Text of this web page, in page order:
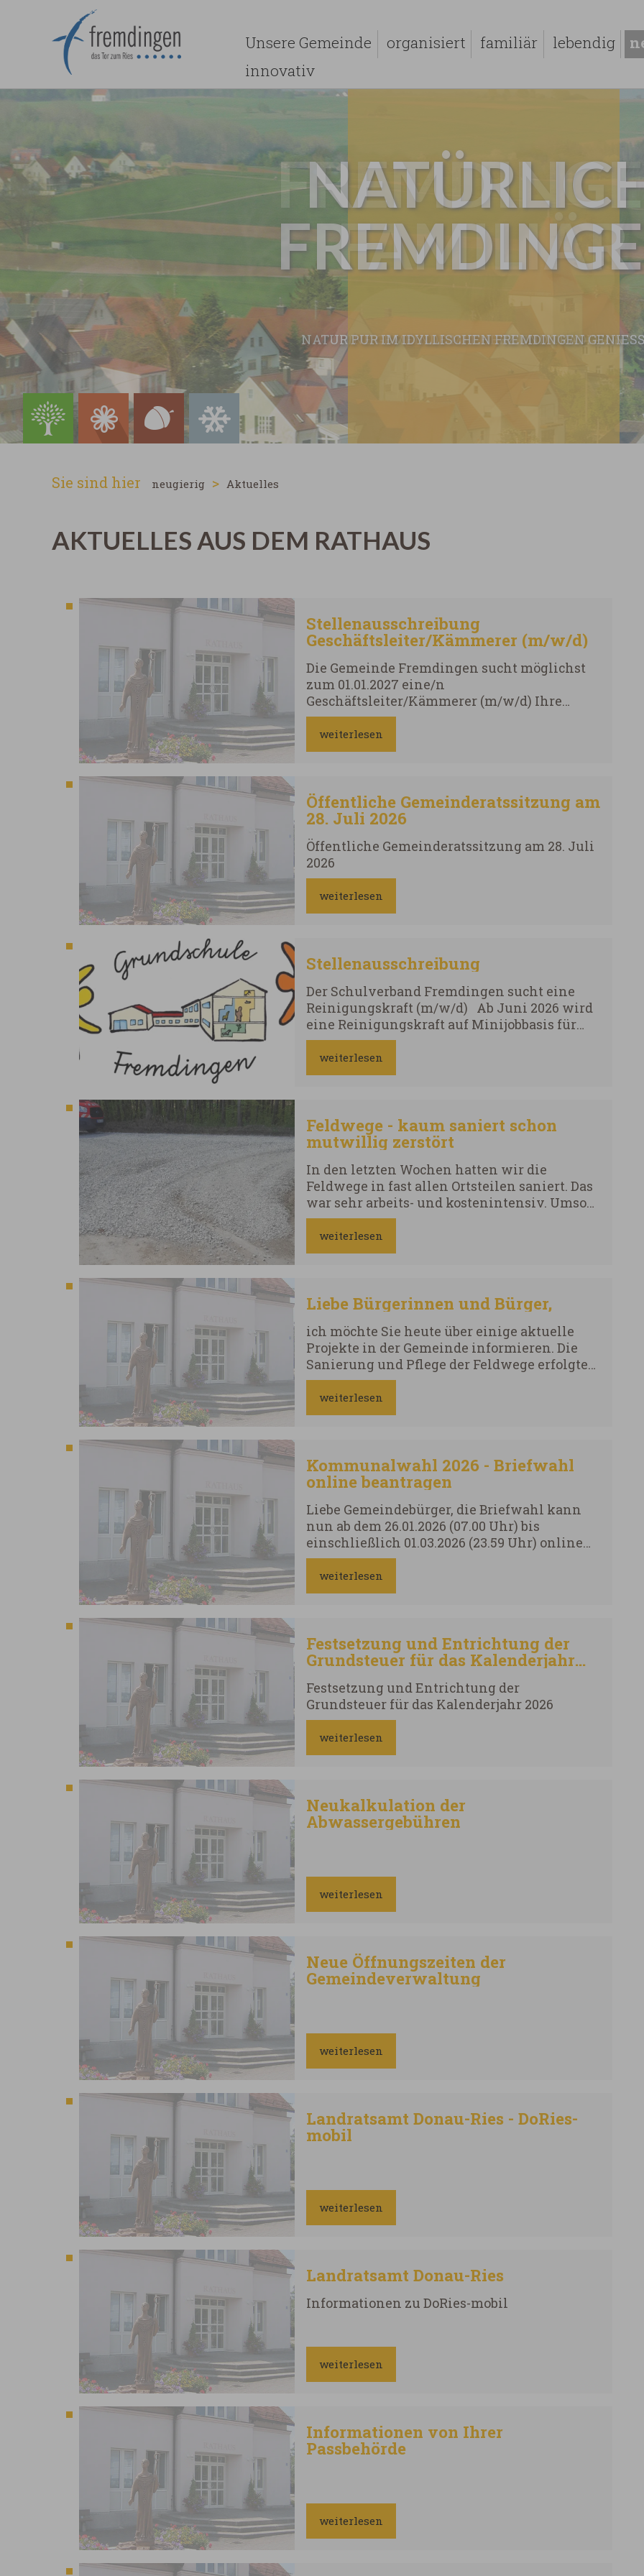
Unsere Gemeinde organisiert familiär lebendig
innovativ
NATUR PUR IM IDYLLISCHEN FREMDINGEN
Sie sind hier neugierig > Aktuelles
AKTUELLES AUS DEM RATHAUS
20 Ergebnisse gefunden
Stellenausschreibung
Geschäftsleiter/Kämmerer (m/w/d)
Die Gemeinde Fremdingen sucht möglichst
zum 01.01.2027 eine/n
Geschäftsleiter/Kämmerer (m/w/d) Ihre
Aufgabenschwerpunkte Wir erwarten Wir
bieten Bewerber (m/w/d) mit
Schwerbehinderung werden bei gleicher
weiterlesen
Öffentliche Gemeinderatssitzung am
28. Juli 2026
Öffentliche Gemeinderatssitzung am 28. Juli
2026
weiterlesen
Stellenausschreibung
Der Schulverband Fremdingen sucht eine
Reinigungskraft (m/w/d) Ab Juni 2026 wird
eine Reinigungskraft auf Minijobbasis für
montags und freitags zwischen 12:30 und
15:00 Uhr gesucht. Weitere Auskünfte
erhalten Sie von Frau Meyr unter der
weiterlesen
Feldwege - kaum saniert schon
mutwillig zerstört
In den letzten Wochen hatten wir die
Feldwege in fast allen Ortsteilen saniert. Das
war sehr arbeits- und kostenintensiv. Umso
ärgerlicher und unverständlicher ist das
Verhalten von ein paar Unverbesserlichen,
die meinen, die frischen Wege mutwillig
weiterlesen
Liebe Bürgerinnen und Bürger,
ich möchte Sie heute über einige aktuelle
Projekte in der Gemeinde informieren. Die
Sanierung und Pflege der Feldwege erfolgte
in den letzten Wochen in enger Abstimmung
mit den Jagdgenossenschaften. Hierfür ein
herzliches Dankeschön für das offene und
weiterlesen
Kommunalwahl 2026 - Briefwahl
online beantragen
Liebe Gemeindebürger, die Briefwahl kann
nun ab dem 26.01.2026 (07.00 Uhr) bis
einschließlich 01.03.2026 (23.59 Uhr) online
beantragt werden.
weiterlesen
Festsetzung und Entrichtung der
Grundsteuer für das Kalenderjahr
Festsetzung und Entrichtung der
Grundsteuer für das Kalenderjahr 2026
weiterlesen
Neukalkulation der
Abwassergebühren
weiterlesen
Neue Öffnungszeiten der
Gemeindeverwaltung
weiterlesen
Landratsamt Donau-Ries - DoRies-
mobil
weiterlesen
Landratsamt Donau-Ries
Informationen zu DoRies-mobil
weiterlesen
Informationen von Ihrer
Passbehörde
weiterlesen